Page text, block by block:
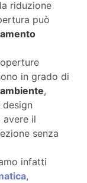
riduzione
può
in grado di
,
il
senza
infatti
,